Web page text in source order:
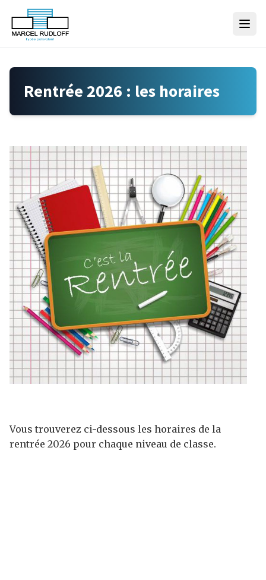
Skip to content
Rentrée 2026 : les horaires
Vous trouverez ci-dessous les horaires de la
rentrée 2026 pour chaque niveau de classe.